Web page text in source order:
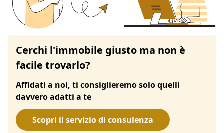
Cerchi l'immobile giusto ma non è
facile trovarlo?
Affidati a noi, ti consiglieremo solo quelli
davvero adatti a te
Scopri il servizio di consulenza